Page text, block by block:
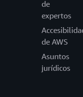
de
expertos
de AWS
Asuntos
jurídicos